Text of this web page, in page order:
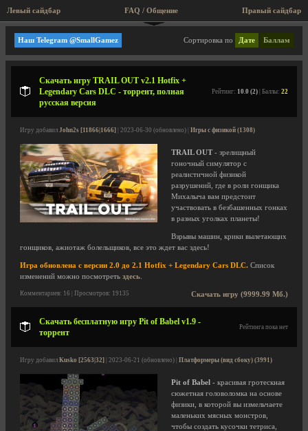
Левый сайдбар Правый сайдбар
FAQ / Общение
Игры с физикой
Сортировка по Дате Баллам
Наш Telegram @SmallGamez
Скачать игру TRAIL OUT v2.1 Hotfix +
Legendary Cars DLC - торрент, полная
русская версия
Рейтинг: 10.0 (2) | Баллы: 22
Игру добавил John2s [11866|1666] | 2023-06-30 (обновлено) | Игры с физикой (1308)
TRAIL OUT- зрелищный
гоночный симулятор с
реалистичной физикой
разрушений, где в роли гонщика
Михалыча вам предстоит
участвовать в безбашенных гонках
в разных уголках планеты!
Взрывы машин, крики вылетающих
гонщиков, ажиотаж болельщиков, все это ждет вас здесь!
Игра обновлена с версии 2.0 до 2.1 Hotfix + Legendary Cars DLC. Список
изменений можно посмотреть здесь
Скачать игру (9999.99 Мб.)
Комментариев: 16 | Просмотров: 19135
Скачать бесплатную игру Pit of Babel v1.9 -
торрент
Рейтинга пока нет
Игру добавил Kusko [2563|32] | 2023-06-21 (обновлено) | Платформеры (вид сбоку) (3991)
Pit of Babel - красивая гротескная
сюжетная головоломка на основе
физики, в которой вы измельчаете
маленьких мясных монстров,
чтобы создать кусочки тетриса,